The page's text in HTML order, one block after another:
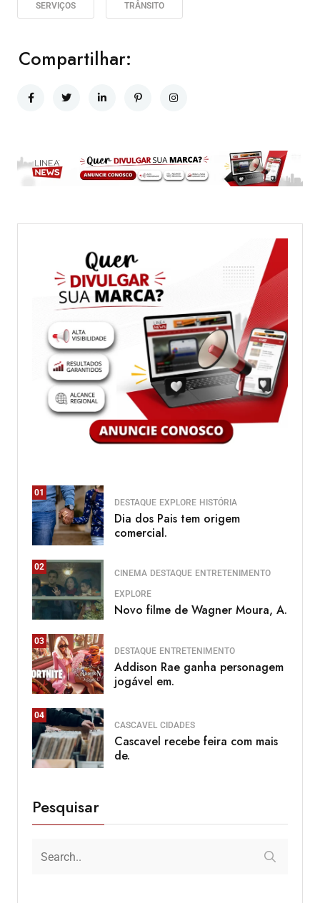
SERVIÇOS TRÂNSITO
Compartilhar:
01
DESTAQUE EXPLORE HISTÓRIA
Dia dos Pais tem origem
comercial.
02
CINEMA DESTAQUE ENTRETENIMENTO
EXPLORE
Novo filme de Wagner Moura, A.
03
DESTAQUE ENTRETENIMENTO
Addison Rae ganha personagem
jogável em.
04
CASCAVEL CIDADES
Cascavel recebe feira com mais
de.
Pesquisar